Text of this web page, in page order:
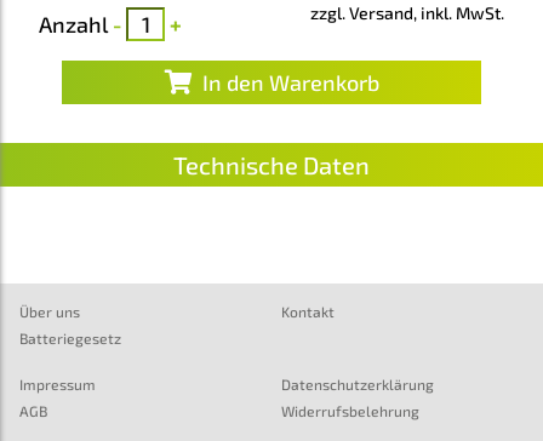
Anzahl - + zzgl. Versand, inkl. MwSt.
In den Warenkorb
Technische Daten
Über uns
Batteriegesetz
Kontakt
Impressum
AGB
Datenschutzerklärung
Widerrufsbelehrung